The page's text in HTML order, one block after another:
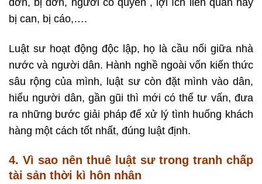
đơn, bị đơn, người có quyền , lợi ích liên quan hay
bị can, bị cáo,….
Luật sư hoạt động độc lập, họ là cầu nối giữa nhà
nước và người dân. Hành nghề ngoài vốn kiến thức
sâu rộng của mình, luật sư còn đặt mình vào dân,
hiểu người dân, gần gũi thì mới có thể tư vấn, đưa
ra những bước giải pháp để xử lý tình huống khách
hàng một cách tốt nhất, đúng luật định.
4. Vì sao nên thuê luật sư trong tranh chấp
tài sản thời kì hôn nhân